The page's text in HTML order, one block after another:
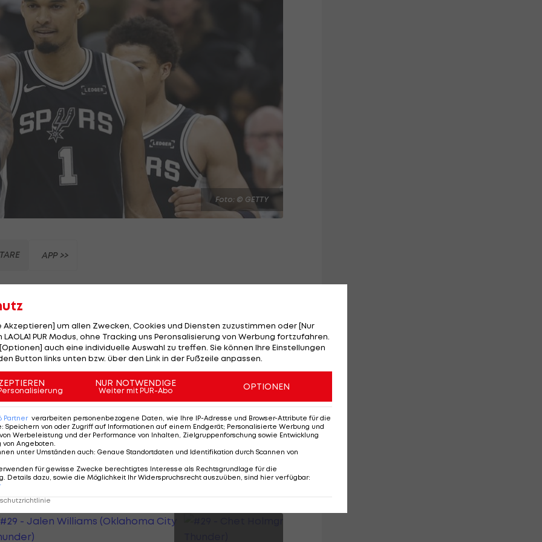
Foto: © GETTY
APP >>
Serie gegen die Minnesota Timberwolves am Dienstag
und gehen im "best of seven" mit 3:2 in Führung.
Punkten und 17 Rebounds einmal mehr der
kommt Anthony Edwards auf 20 Zähler.
den Aufstieg fixieren. Im Finale der Western
warten. Der Titelverteidiger setzte sich gegen die Los
Akzeptieren] um allen Zwecken, Cookies und Diensten zuzustimmen oder [Nur
PUR Modus, ohne Tracking uns Peronsalisierung von Werbung fortzufahren.
auch eine individuelle Auswahl zu treffen. Sie können Ihre Einstellungen
Button links unten bzw. über den Link in der Fußzeile anpassen.
NUR NOTWENDIGE
Weiter mit PUR-Abo OPTIONEN
Partner verarbeiten personenbezogene Daten, wie Ihre IP-Adresse und Browser-Attribute für die
: Speichern von oder Zugriff auf Informationen auf einem Endgerät; Personalisierte Werbung und
Werbeleistung und der Performance von Inhalten, Zielgruppenforschung sowie Entwicklung
von Angeboten.
unter Umständen auch: Genaue Standortdaten und Identifikation durch Scannen von
für gewisse Zwecke berechtigtes Interesse als Rechtsgrundlage für die
Details dazu, sowie die Möglichkeit Ihr Widerspruchsrecht auszuüben, sind hier verfügbar: